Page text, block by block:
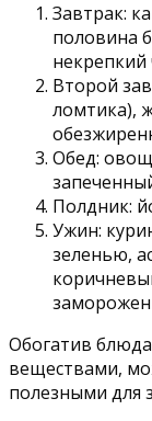
Завтрак:
половина
некрепкий
Второй
ломтика),
Обед:
Полдник:
Ужин:
зеленью,
Обогатив
веществами,
полезными для